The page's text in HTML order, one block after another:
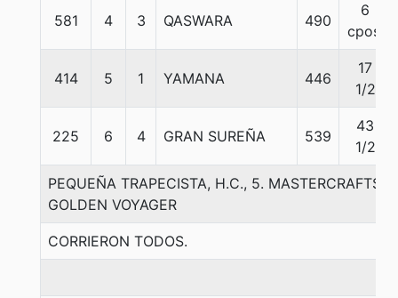
581 4 3 QASWARA 490
6
cpos.
414 5 1 YAMANA 446
17
1/2
225 6 4 GRAN SUREÑA 539
43
1/2
PEQUEÑA TRAPECISTA, H.C., 5.
GOLDEN VOYAGER
CORRIERON TODOS.